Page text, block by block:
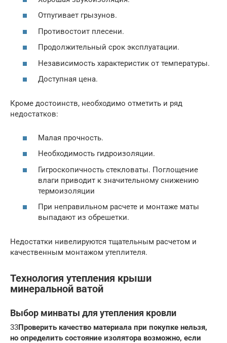
Отпугивает грызунов.
Противостоит плесени.
Продолжительный срок эксплуатации.
Независимость характеристик от температуры.
Доступная цена.
Кроме достоинств, необходимо отметить и ряд
недостатков:
Малая прочность.
Необходимость гидроизоляции.
Гигроскопичность стекловаты. Поглощение
влаги приводит к значительному снижению
термоизоляции
При неправильном расчете и монтаже маты
выпадают из обрешетки.
Недостатки нивелируются тщательным расчетом и
качественным монтажом утеплителя.
Технология утепления крыши
минеральной ватой
Выбор минваты для утепления кровли
33Проверить качество материала при покупке нельзя,
но определить состояние изолятора возможно, если